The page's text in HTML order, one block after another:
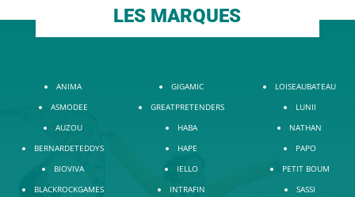
LES MARQUES
ANIMA
ASMODEE
AUZOU
BERNARDETEDDYS
BIOVIVA
BLACKROCKGAMES
GIGAMIC
GREATPRETENDERS
HABA
HAPE
IELLO
INTRAFIN
LOISEAUBATEAU
LUNII
NATHAN
PAPO
PETIT BOUM
SASSI